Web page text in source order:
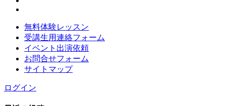
無料体験レッスン
受講生用連絡フォーム
イベント出演依頼
お問合せフォーム
サイトマップ
ログイン